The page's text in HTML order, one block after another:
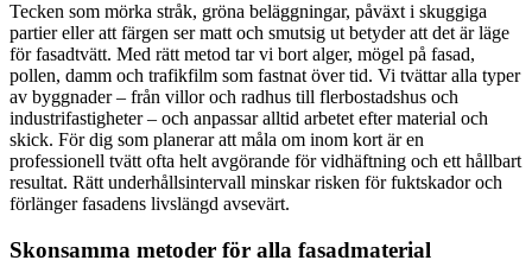
Tecken som mörka stråk, gröna beläggningar, påväxt i skuggiga
partier eller att färgen ser matt och smutsig ut betyder att det är läge
för fasadtvätt. Med rätt metod tar vi bort alger, mögel på fasad,
pollen, damm och trafikfilm som fastnat över tid. Vi tvättar alla typer
av byggnader – från villor och radhus till flerbostadshus och
industrifastigheter – och anpassar alltid arbetet efter material och
skick. För dig som planerar att måla om inom kort är en
professionell tvätt ofta helt avgörande för vidhäftning och ett hållbart
resultat. Rätt underhållsintervall minskar risken för fuktskador och
förlänger fasadens livslängd avsevärt.
Skonsamma metoder för alla fasadmaterial